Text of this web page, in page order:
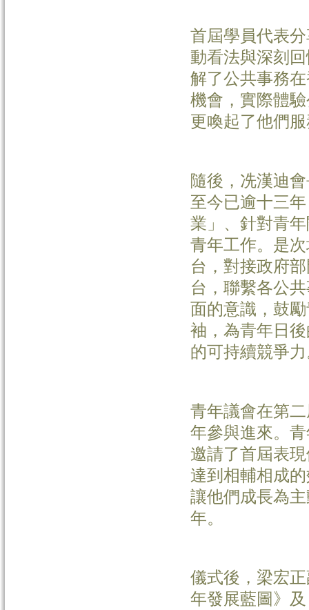
首屆學員代表
動看法與深刻
解了公共事務
機會，實際體
更喚起了他們
隨後，冼漢迪
至今已逾十三
業」、針對青
青年工作。是
台，對接政府
台，聯繫各公
面的意識，鼓
袖，為青年日
的可持續競爭
青年議會在第
年參與進來。
邀請了首屆表
達到相輔相成
讓他們成長為
年。
儀式後，梁宏
年發展藍圖》